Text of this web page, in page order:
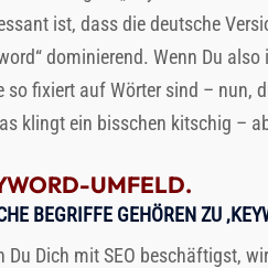
ist, dass die deutsche
dominierend. Wenn Du
so fixiert auf Wörter sind – nun,
klingt ein bisschen kitschig –
UMFELD.
BEGRIFFE GEHÖREN ZU
Du Dich mit SEO beschäftigst,